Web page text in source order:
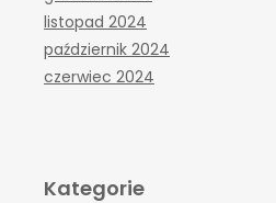
listopad 2024
październik 2024
czerwiec 2024
Kategorie